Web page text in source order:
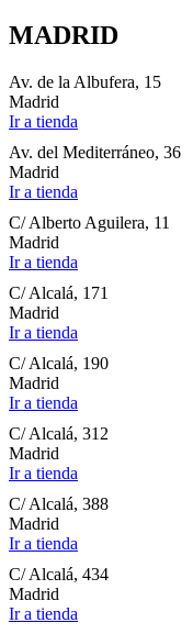
MADRID
Av. de la Albufera, 15
Madrid
Ir a tienda
Av. del Mediterráneo, 36
Madrid
Ir a tienda
C/ Alberto Aguilera, 11
Madrid
Ir a tienda
C/ Alcalá, 171
Madrid
Ir a tienda
C/ Alcalá, 190
Madrid
Ir a tienda
C/ Alcalá, 312
Madrid
Ir a tienda
C/ Alcalá, 388
Madrid
Ir a tienda
C/ Alcalá, 434
Madrid
Ir a tienda